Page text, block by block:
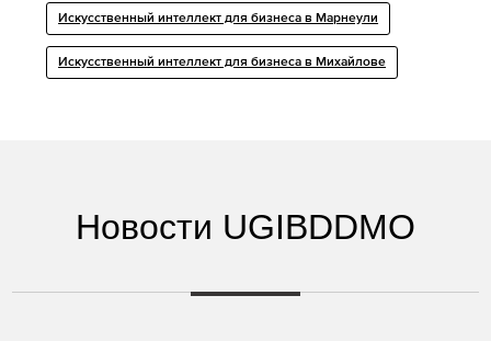
Искусственный интеллект для бизнеса в Марнеули
Искусственный интеллект для бизнеса в Михайлове
Новости UGIBDDMO